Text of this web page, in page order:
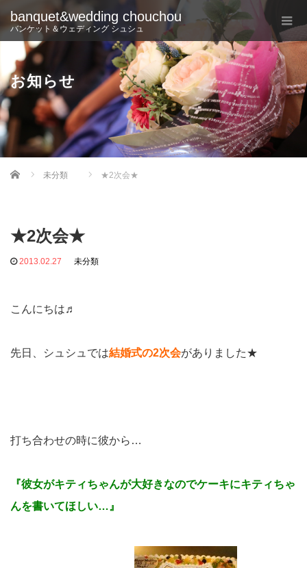
banquet&wedding chouchou
バンケット＆ウェディング シュシュ
お知らせ
Home 未分類 ★2次会★
★2次会★
2013.02.27 未分類
こんにちは♬
先日、シュシュでは結婚式の2次会がありました★
打ち合わせの時に彼から…
『彼女がキティちゃんが大好きなのでケーキにキティちゃ
んを書いてほしい…』